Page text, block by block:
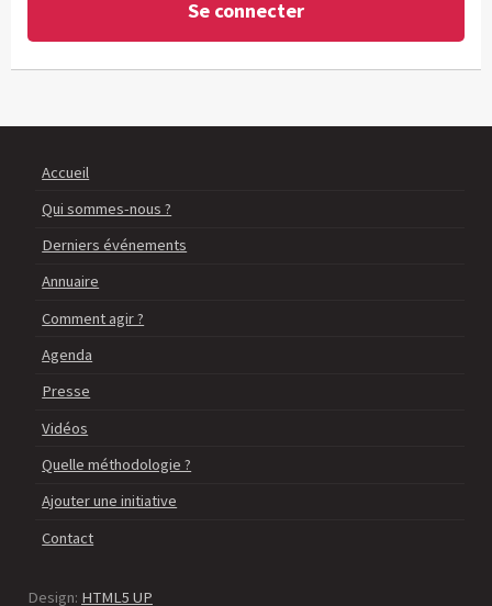
Accueil
Qui sommes-nous ?
Derniers événements
Annuaire
Comment agir ?
Agenda
Presse
Vidéos
Quelle méthodologie ?
Ajouter une initiative
Contact
Design: HTML5 UP